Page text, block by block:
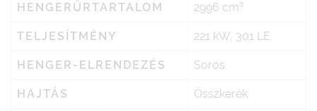
HENGERŰRTARTALOM 2996 cm³
TELJESÍTMÉNY 221 kW, 301 LE
HENGER-ELRENDEZÉS Soros
HAJTÁS Összkerék